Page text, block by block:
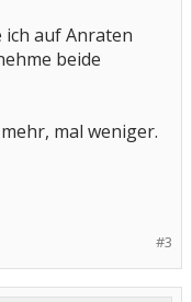
ich auf Anraten
beide
mal weniger.
#3